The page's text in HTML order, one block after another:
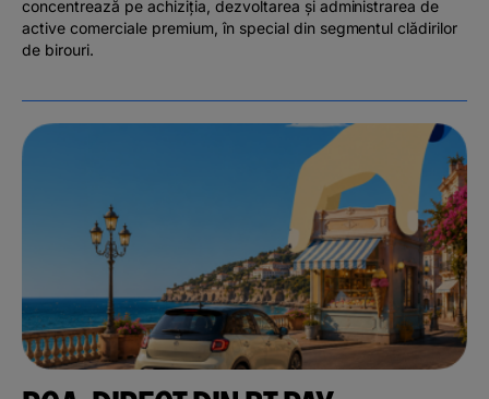
concentrează pe achiziția, dezvoltarea și administrarea de
active comerciale premium, în special din segmentul clădirilor
de birouri.